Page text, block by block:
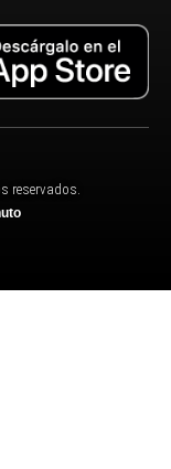
reservados.